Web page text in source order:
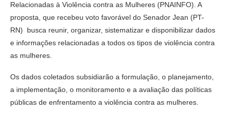
Relacionadas à Violência contra as Mulheres (PNAINFO). A
proposta, que recebeu voto favorável do Senador Jean (PT-
RN) busca reunir, organizar, sistematizar e disponibilizar dados
e informações relacionadas a todos os tipos de violência contra
as mulheres.
Os dados coletados subsidiarão a formulação, o planejamento,
a implementação, o monitoramento e a avaliação das políticas
públicas de enfrentamento a violência contra as mulheres.